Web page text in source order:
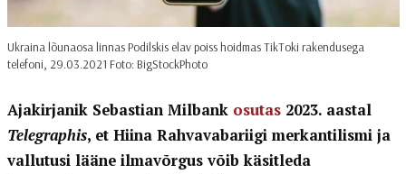
Ukraina lõunaosa linnas Podilskis elav poiss hoidmas TikToki rakendusega
telefoni, 29.03.2021 Foto: BigStockPhoto
Ajakirjanik Sebastian Milbank osutas2023. aastal
Telegraphis, et Hiina Rahvavabariigi merkantilismi ja
vallutusi lääne ilmavõrgus võib käsitleda